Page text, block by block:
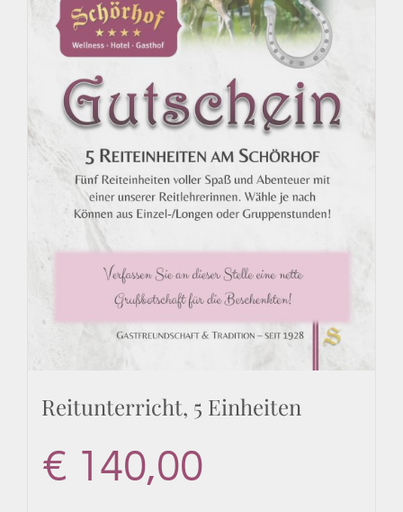
Reitunterricht, 5 Einheiten
€ 140,00